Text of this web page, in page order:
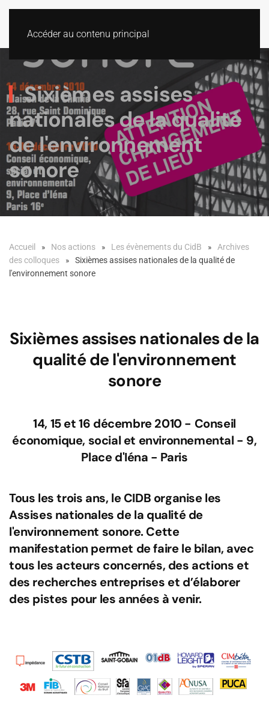
Accéder au contenu principal
Sixièmes assises
nationales de la qualité
de l'environnement
sonore
Accueil Nos actions Les évènements du CidB
Archives
des colloques
Sixièmes assises nationales de la qualité de
l'environnement sonore
Sixièmes assises nationales de la
qualité de l'environnement
sonore
14, 15 et 16 décembre 2010 - Conseil
économique, social et environnemental - 9,
Place d'Iéna - Paris
Tous les trois ans, le CIDB organise les
Assises nationales de la qualité de
l'environnement sonore. Cette
manifestation permet de faire le bilan, avec
tous les acteurs concernés, des actions et
des recherches entreprises et d’élaborer
des pistes pour les années à venir.